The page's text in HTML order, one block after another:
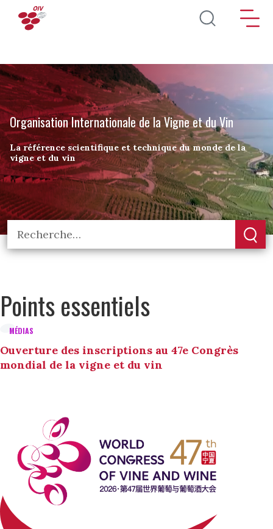
Aller au contenu principal
Organisation Internationale de la Vigne et du Vin
La référence scientifique et technique du monde de la
vigne et du vin
Points essentiels
MÉDIAS
Ouverture des inscriptions au 47e Congrès
mondial de la vigne et du vin